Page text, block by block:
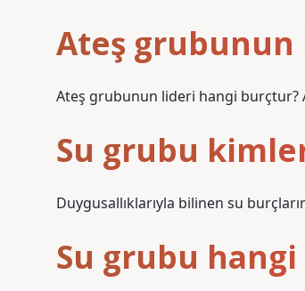
Ateş
Ateş grubunun lideri hangi burçtur?
Su grubu
Duygusallıklarıyla bilinen su
Su grubu